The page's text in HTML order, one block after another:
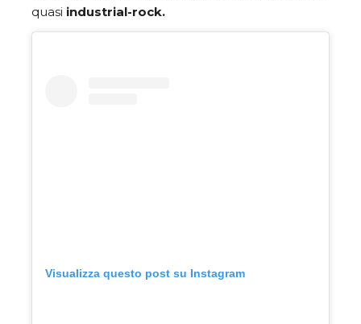
quasi industrial-rock.
Visualizza questo post su Instagram